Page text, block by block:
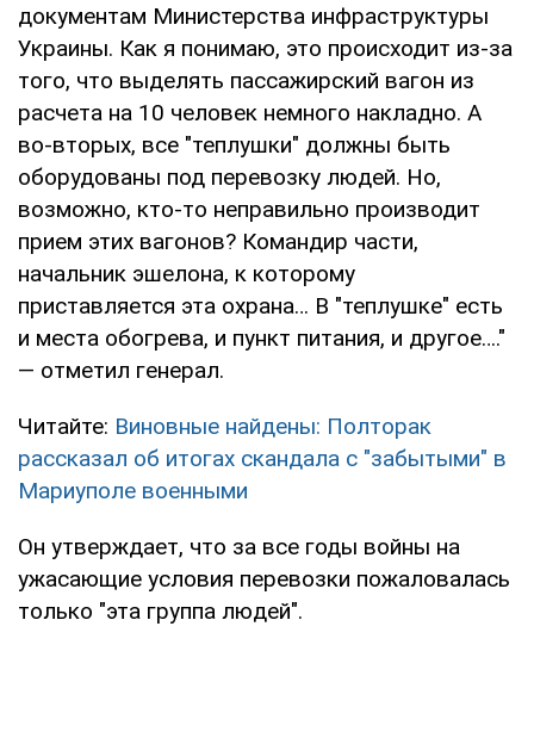
документам Министерства инфраструктуры
Украины. Как я понимаю, это происходит из-за
того, что выделять пассажирский вагон из
расчета на 10 человек немного накладно. А
во-вторых, все "теплушки" должны быть
оборудованы под перевозку людей. Но,
возможно, кто-то неправильно производит
прием этих вагонов? Командир части,
начальник эшелона, к которому
приставляется эта охрана… В "теплушке" есть
и места обогрева, и пункт питания, и другое…."
— отметил генерал.
Читайте: Виновные найдены: Полторак
рассказал об итогах скандала с "забытыми" в
Мариуполе военными
Он утверждает, что за все годы войны на
ужасающие условия перевозки пожаловалась
только "эта группа людей".